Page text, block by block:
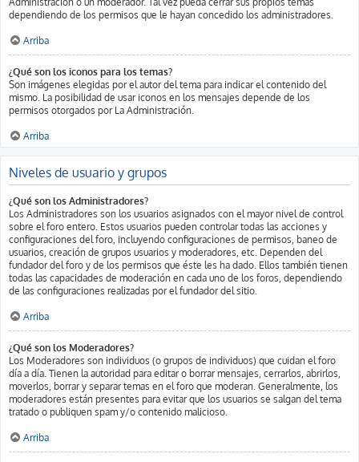
dependiendo de los permisos que le hayan concedido los administradores.
Arriba
¿Qué son los iconos para los temas?
Son imágenes elegidas por el autor del tema para indicar el contenido del
mismo. La posibilidad de usar iconos en los mensajes depende de los
permisos otorgados por La Administración.
Arriba
Niveles de usuario y grupos
¿Qué son los Administradores?
Los Administradores son los usuarios asignados con el mayor nivel de control
sobre el foro entero. Estos usuarios pueden controlar todas las acciones y
configuraciones del foro, incluyendo configuraciones de permisos, baneo de
usuarios, creación de grupos usuarios y moderadores, etc. Dependen del
fundador del foro y de los permisos que éste les ha dado. Ellos también tienen
todas las capacidades de moderación en cada uno de los foros, dependiendo
de las configuraciones realizadas por el fundador del sitio.
Arriba
¿Qué son los Moderadores?
Los Moderadores son individuos (o grupos de individuos) que cuidan el foro
día a día. Tienen la autoridad para editar o borrar mensajes, cerrarlos, abrirlos,
moverlos, borrar y separar temas en el foro que moderan. Generalmente, los
moderadores están presentes para evitar que los usuarios se salgan del tema
tratado o publiquen spam y/o contenido malicioso.
Arriba